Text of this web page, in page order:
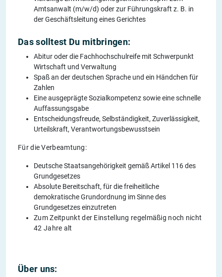
Amtsanwalt (m/w/d) oder zur Führungskraft z. B. in
der Geschäftsleitung eines Gerichtes
Das solltest Du mitbringen:
Abitur oder die Fachhochschulreife mit Schwerpunkt
Wirtschaft und Verwaltung
Spaß an der deutschen Sprache und ein Händchen für
Zahlen
Eine ausgeprägte Sozialkompetenz sowie eine schnelle
Auffassungsgabe
Entscheidungsfreude, Selbständigkeit, Zuverlässigkeit,
Urteilskraft, Verantwortungsbewusstsein
Für die Verbeamtung:
Deutsche Staatsangehörigkeit gemäß Artikel 116 des
Grundgesetzes
Absolute Bereitschaft, für die freiheitliche
demokratische Grundordnung im Sinne des
Grundgesetzes einzutreten
Zum Zeitpunkt der Einstellung regelmäßig noch nicht
42 Jahre alt
Über uns: